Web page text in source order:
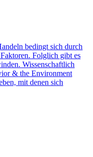
bedingt sich durch
Folglich gibt es
Wissenschaftlich
& the Environment
mit denen sich